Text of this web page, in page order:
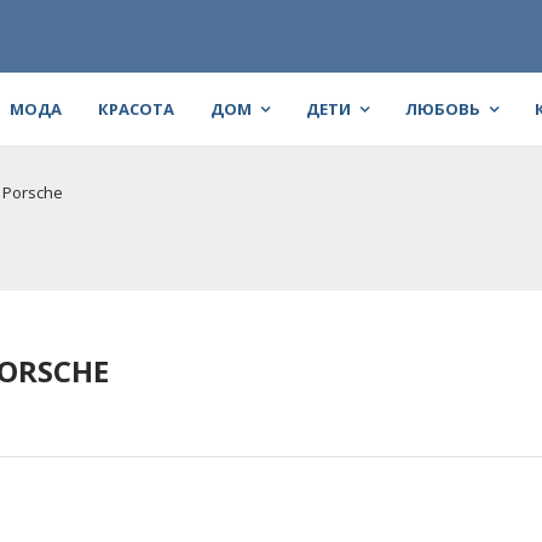
МОДА КРАСОТА ДОМ ДЕТИ ЛЮБОВЬ